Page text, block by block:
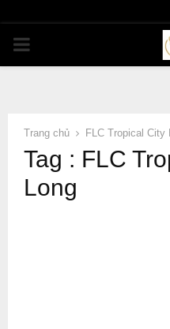
PRIMARY
Trang chủ FLC Tropical City
Tag : FLC
Long